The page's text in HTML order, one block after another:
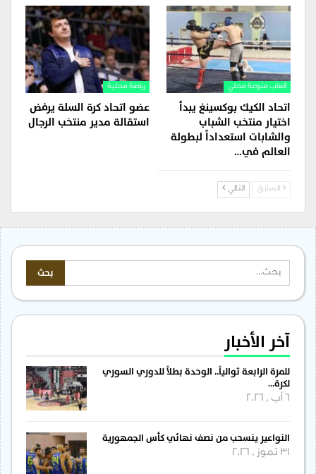
ألعاب منوعة محلي
اتحاد الكيك بوكسينغ يبدأ
اختيار منتخب الشباب
والشابات استعداداً لبطولة
العالم في…
رياضة محلية
عضو اتحاد كرة السلة يرفض
استقالة مدير منتخب الرجال
السابق التالي
آخر الأخبار
للمرة الرابعة توالياً.. الوحدة بطلاً للدوري السوري
لكرة…
النواعير ينسحب من نصف نهائي كأس الجمهورية
31 تموز , 2026